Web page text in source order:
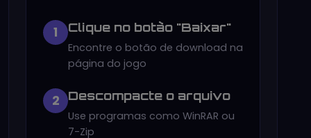
1 Clique no botão "Baixar"
Encontre o botão de download na
página do jogo
2 Descompacte o arquivo
Use programas como WinRAR ou
7-Zip